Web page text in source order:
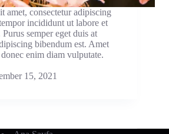
amet, consectetur adipiscing
incididunt ut labore et
semper eget duis at
bibendum est. Amet
enim diam vulputate.
15, 2021